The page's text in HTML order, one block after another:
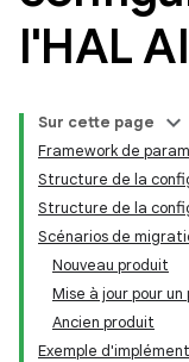
l'HAL
Sur cette page
Framework de
Structure de la
Structure de la
Scénarios de
Nouveau produit
Mise à jour pour
Ancien produit
Exemple